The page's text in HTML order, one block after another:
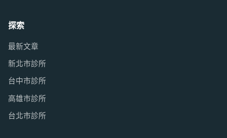
探索
最新文章
新北市診所
台中市診所
高雄市診所
台北市診所